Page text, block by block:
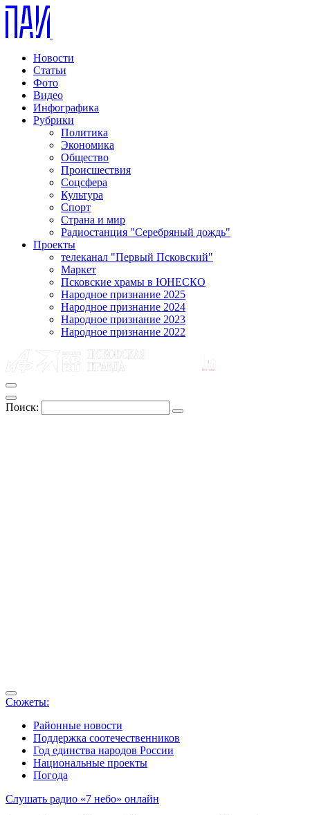
Новости
Статьи
Фото
Видео
Инфографика
Рубрики
Политика
Экономика
Общество
Происшествия
Соцсфера
Культура
Спорт
Страна и мир
Радиостанция "Серебряный дождь"
Проекты
телеканал "Первый Псковский"
Маркет
Псковские храмы в ЮНЕСКО
Народное признание 2025
Народное признание 2024
Народное признание 2023
Народное признание 2022
Поиск:
Сюжеты:
Районные новости
Поддержка соотечественников
Год единства народов России
Национальные проекты
Погода
Слушать радио «7 небо» онлайн